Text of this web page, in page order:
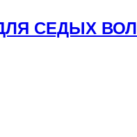
ДЛЯ СЕДЫХ